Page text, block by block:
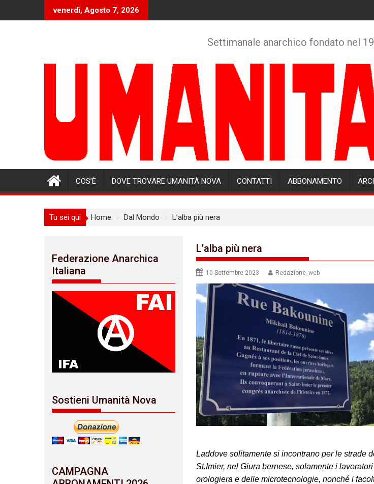
venerdì, Agosto 7, 2026
Settimanale anarchico fondato nel
COS’È DOVE TROVARE UMANITÀ NOVA CONTATTI ABBONAMENTO
Tu sei qui Home Dal Mondo L’alba più nera
L’alba più nera
10 Settembre 2023 Redazione_web
Laddove solitamente si incontrano per le strade
St.Imier, nel Giura bernese, solamente i
orologiera e delle microtecnologie, nonché i
Federazione Anarchica
Italiana
Sostieni Umanità Nova
CAMPAGNA